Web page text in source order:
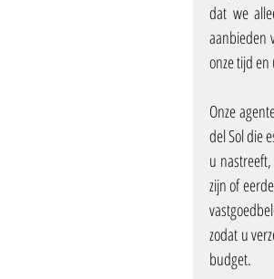
dat we
aanbieden
onze tijd
Onze
del Sol die
u
zijn of
zodat u
budget.